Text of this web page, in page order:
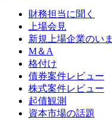
財務担当に聞く
上場会見
新規上場企業のいま
M＆A
格付け
債券案件レビュー
株式案件レビュー
起債観測
資本市場の話題